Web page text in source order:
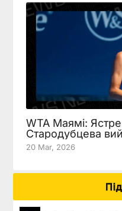
WTA Маямі:
Стародубцева
20 Mar, 2026